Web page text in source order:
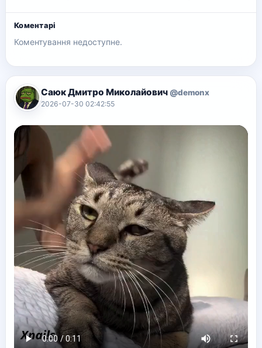
Коментарі
Коментування недоступне.
Саюк Дмитро Миколайович @demonx
2026-07-30 02:42:55